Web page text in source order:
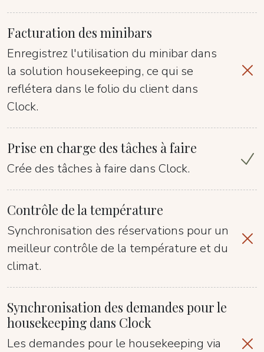
Facturation des minibars
Enregistrez l'utilisation du minibar dans
la solution housekeeping, ce qui se
reflétera dans le folio du client dans
Clock.
Prise en charge des tâches à faire
Crée des tâches à faire dans Clock.
Contrôle de la température
Synchronisation des réservations pour un
meilleur contrôle de la température et du
climat.
Synchronisation des demandes pour le
housekeeping dans Clock
Les demandes pour le housekeeping via